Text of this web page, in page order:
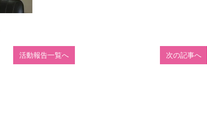
活動報告一覧へ 次の記事へ